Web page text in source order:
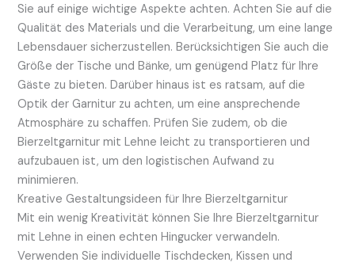
Sie auf einige wichtige Aspekte achten. Achten Sie auf die
Qualität des Materials und die Verarbeitung, um eine lange
Lebensdauer sicherzustellen. Berücksichtigen Sie auch die
Größe der Tische und Bänke, um genügend Platz für Ihre
Gäste zu bieten. Darüber hinaus ist es ratsam, auf die
Optik der Garnitur zu achten, um eine ansprechende
Atmosphäre zu schaffen. Prüfen Sie zudem, ob die
Bierzeltgarnitur mit Lehne leicht zu transportieren und
aufzubauen ist, um den logistischen Aufwand zu
minimieren.
Kreative Gestaltungsideen für Ihre Bierzeltgarnitur
Mit ein wenig Kreativität können Sie Ihre Bierzeltgarnitur
mit Lehne in einen echten Hingucker verwandeln.
Verwenden Sie individuelle Tischdecken, Kissen und